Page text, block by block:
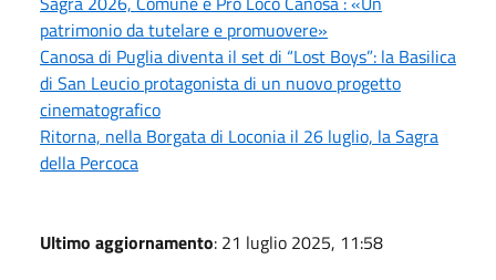
patrimonio da tutelare e promuovere»
Canosa di Puglia diventa il set di “Lost Boys”: la Basilica
di San Leucio protagonista di un nuovo progetto
cinematografico
Ritorna, nella Borgata di Loconia il 26 luglio, la Sagra
della Percoca
Ultimo aggiornamento: 21 luglio 2025, 11:58